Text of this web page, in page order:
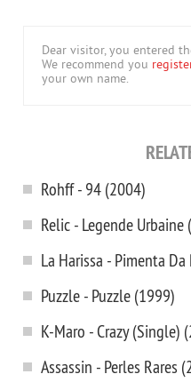
Dear visitor, you entered
We recommend you
your own name.
Rohff - 94 (2004)
Relic - Legende Urbaine
La Harissa - Pimenta
Puzzle - Puzzle (1999)
K-Maro - Crazy (Single)
Assassin - Perles Rares